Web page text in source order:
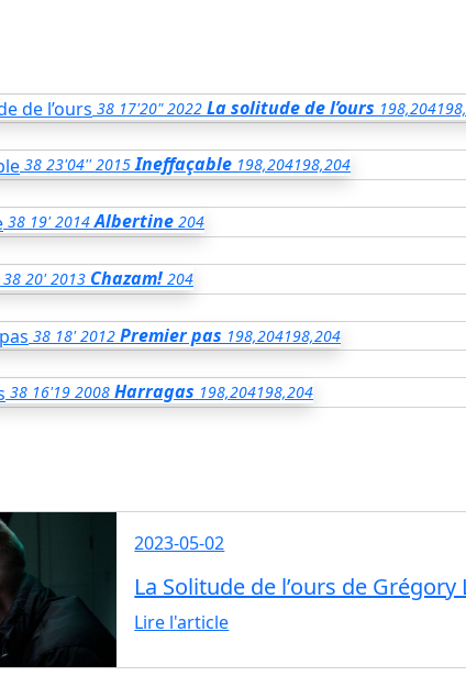
38 17'20" 2022 La solitude de l’ours 198,204
38 23'04'' 2015 Ineffaçable 198,204198,204
38 19' 2014 Albertine 204
38 20' 2013 Chazam! 204
38 18' 2012 Premier pas 198,204198,204
38 16'19 2008 Harragas 198,204198,204
2023-05-02
La Solitude de l’ours de Grégory
Lire l'article